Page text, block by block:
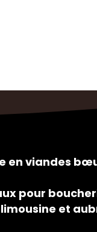
en viandes
pour
et